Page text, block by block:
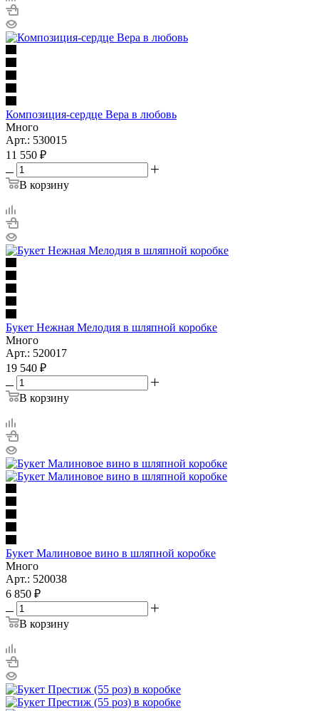
Композиция-сердце Вера в любовь
Много
Арт.: 530015
11 550 ₽
В корзину
Букет Нежная Мелодия в шляпной коробке
Много
Арт.: 520017
19 540 ₽
В корзину
Букет Малиновое вино в шляпной коробке
Много
Арт.: 520038
6 850 ₽
В корзину